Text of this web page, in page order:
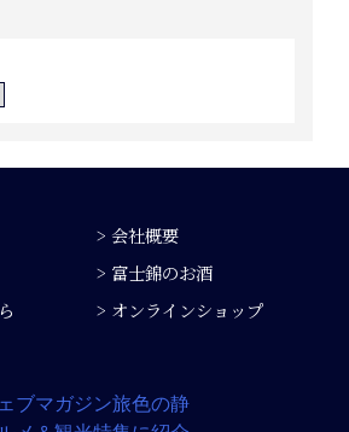
> 会社概要
> 富士錦のお酒
> オンラインショップ